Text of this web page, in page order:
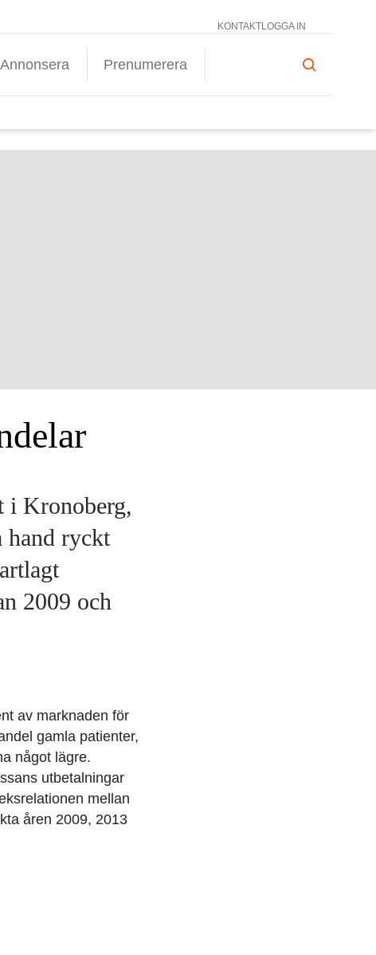
KONTAKTLOGGA IN
Annonsera Prenumerera
i Kronoberg,
hand ryckt
2009 och
av marknaden för
gamla patienter,
något lägre.
utbetalningar
mellan
åren 2009, 2013